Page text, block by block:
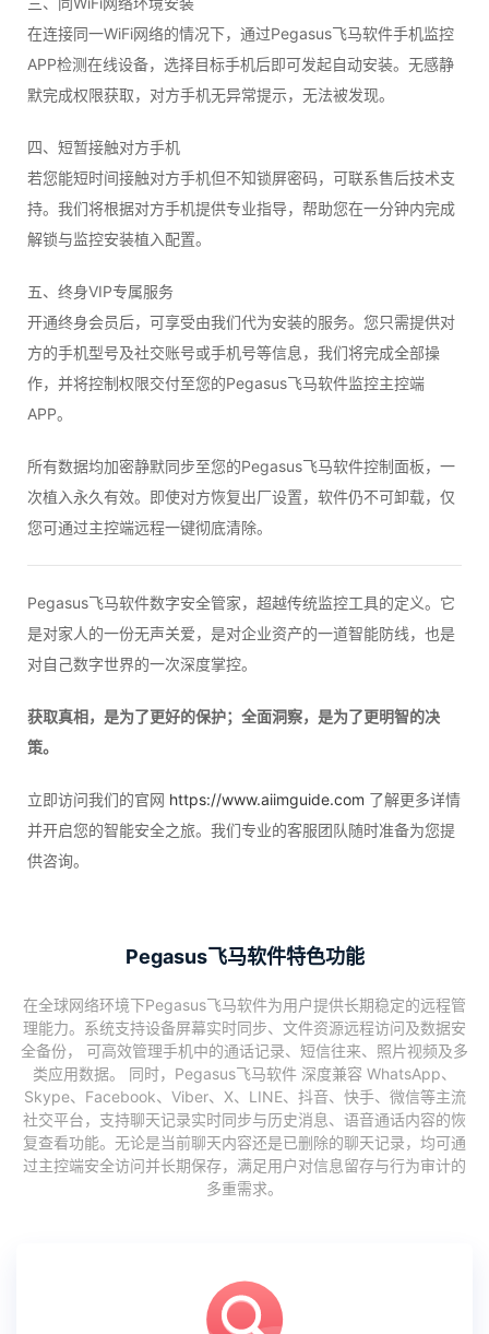
在连接同一WiFi网络的情况下，通过Pegasus飞马软件手机监控
APP检测在线设备，选择目标手机后即可发起自动安装。无感静
默完成权限获取，对方手机无异常提示，无法被发现。
四、短暂接触对方手机
若您能短时间接触对方手机但不知锁屏密码，可联系售后技术支
持。我们将根据对方手机提供专业指导，帮助您在一分钟内完成
解锁与监控安装植入配置。
五、终身VIP专属服务
开通终身会员后，可享受由我们代为安装的服务。您只需提供对
方的手机型号及社交账号或手机号等信息，我们将完成全部操
作，并将控制权限交付至您的Pegasus飞马软件监控主控端
APP。
所有数据均加密静默同步至您的Pegasus飞马软件控制面板，一
次植入永久有效。即使对方恢复出厂设置，软件仍不可卸载，仅
您可通过主控端远程一键彻底清除。
Pegasus飞马软件数字安全管家，超越传统监控工具的定义。它
是对家人的一份无声关爱，是对企业资产的一道智能防线，也是
对自己数字世界的一次深度掌控。
获取真相，是为了更好的保护；全面洞察，是为了更明智的决
策。
立即访问我们的官网 https://www.aiimguide.com 了解更多详情
并开启您的智能安全之旅。我们专业的客服团队随时准备为您提
供咨询。
Pegasus飞马软件特色功能
在全球网络环境下Pegasus飞马软件为用户提供长期稳定的远程管
理能力。系统支持设备屏幕实时同步、文件资源远程访问及数据安
全备份， 可高效管理手机中的通话记录、短信往来、照片视频及多
类应用数据。 同时，Pegasus飞马软件 深度兼容 WhatsApp、
Skype、Facebook、Viber、X、LINE、抖音、快手、微信等主流
社交平台，支持聊天记录实时同步与历史消息、语音通话内容的恢
复查看功能。无论是当前聊天内容还是已删除的聊天记录，均可通
过主控端安全访问并长期保存，满足用户对信息留存与行为审计的
多重需求。